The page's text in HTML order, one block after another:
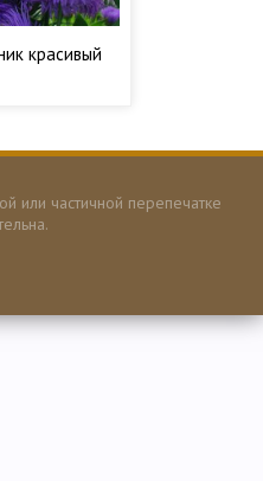
красивый
или частичной перепечатке